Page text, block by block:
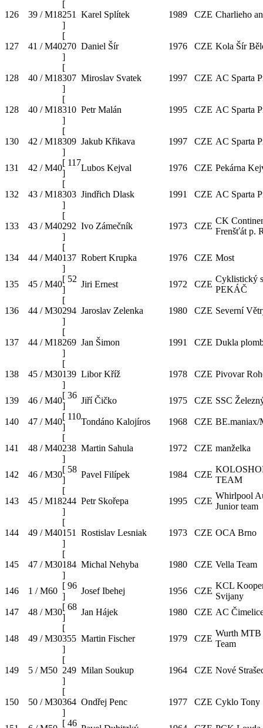
126 39 / M18
[
251
]
Karel Splítek 1989 CZE Charlieho
127 41 / M40
[
270
]
Daniel Šír 1976 CZE Kola Šír
128 40 / M18
[
307
]
Miroslav Svatek 1997 CZE AC Sparta
128 40 / M18
[
310
]
Petr Malán 1995 CZE AC Sparta
130 42 / M18
[
309
]
Jakub Křikava 1997 CZE AC Sparta
131 42 / M40
[ 117
]
Lubos Kejval 1976 CZE Pekárna
132 43 / M18
[
303
]
Jindřich Dlask 1991 CZE AC Sparta
133 43 / M40
[
292
]
Ivo Zámečník 1973 CZE
CK
Frenšťát p.
134 44 / M40
[
137
]
Robert Krupka 1976 CZE Most
135 45 / M40
[ 52
]
Jiri Ernest 1972 CZE
Cyklistický
PEKÁČ
136 44 / M30
[
294
]
Jaroslav Zelenka 1980 CZE Severní
137 44 / M18
[
269
]
Jan Šimon 1991 CZE Dukla
138 45 / M30
[
139
]
Libor Kříž 1978 CZE Pivovar
139 46 / M40
[ 36
]
Jiří Čičko 1975 CZE SSC
140 47 / M40
[ 110
]
Tondáno Kalojíros 1968 CZE BE.maniax/
141 48 / M40
[
238
]
Martin Sahula 1972 CZE manželka
142 46 / M30
[ 58
]
Pavel Filípek 1984 CZE
TEAM
143 45 / M18
[
244
]
Petr Skořepa 1995 CZE
Whirlpool
Junior team
144 49 / M40
[
151
]
Rostislav Lesniak 1973 CZE OCA Brno
145 47 / M30
[
184
]
Michal Nehyba 1980 CZE Vella Team
146 1 / M60
[ 96
]
Josef Ibehej 1956 CZE
KCL
Svijany
147
48 / M30
[ 68
]
Jan Hájek 1980 CZE AC
148 49 / M30
[
355
]
Martin Fischer 1979 CZE
Wurth MTB
Team
149 5 / M50
[
249
]
Milan Soukup 1964 CZE Nové
150 50 / M30
[
364
]
Ondřej Penc 1977 CZE Cyklo Tony
[ 46